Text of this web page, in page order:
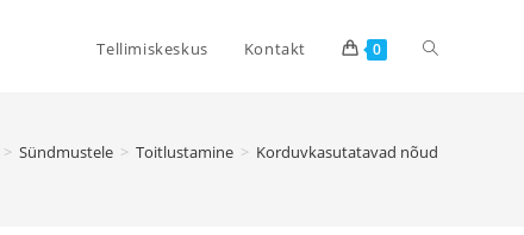
Tellimiskeskus Kontakt 0
> Sündmustele > Toitlustamine > Korduvkasutatavad nõud